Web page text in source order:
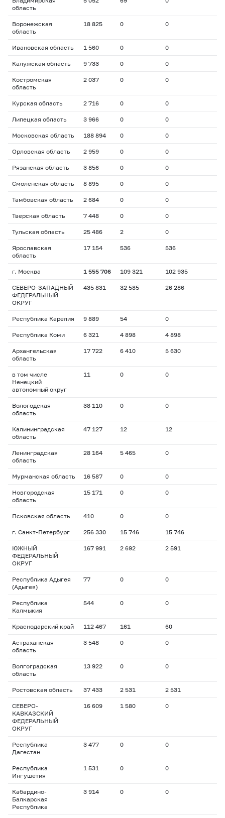
область
Воронежская
область
18 825 0 0
Ивановская область 1 560 0 0
Калужская область 9 733 0 0
Костромская
область
2 037 0 0
Курская область 2 716 0 0
Липецкая область 3 966 0 0
Московская область 188 894 0 0
Орловская область 2 959 0 0
Рязанская область 3 856 0 0
Смоленская область 8 895 0 0
Тамбовская область 2 684 0 0
Тверская область 7 448 0 0
Тульская область 25 486 2 0
Ярославская
область
17 154 536 536
г. Москва 1 555 706 109 321 102 935
СЕВЕРО-ЗАПАДНЫЙ
ФЕДЕРАЛЬНЫЙ
ОКРУГ
435 831 32 585 26 286
Республика Карелия 9 889 54 0
Республика Коми 6 321 4 898 4 898
Архангельская
область
17 722 6 410 5 630
в том числе
Ненецкий
автономный округ
11 0 0
Вологодская
область
38 110 0 0
Калининградская
область
47 127 12 12
Ленинградская
область
28 164 5 465 0
Мурманская область 16 587 0 0
Новгородская
область
15 171 0 0
Псковская область 410 0 0
г. Санкт-Петербург 256 330 15 746 15 746
ЮЖНЫЙ
ФЕДЕРАЛЬНЫЙ
ОКРУГ
167 991 2 692 2 591
Республика Адыгея
(Адыгея)
77 0 0
Республика
Калмыкия
544 0 0
Краснодарский край 112 467 161 60
Астраханская
область
3 548 0 0
Волгоградская
область
13 922 0 0
Ростовская область 37 433 2 531 2 531
СЕВЕРО-
КАВКАЗСКИЙ
ФЕДЕРАЛЬНЫЙ
ОКРУГ
16 609 1 580 0
Республика
Дагестан
3 477 0 0
Республика
Ингушетия
1 531 0 0
Кабардино-
Балкарская
Республика
3 914 0 0